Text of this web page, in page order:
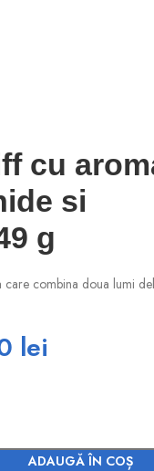
cu
si
g
combina doua lumi
lei
ADAUGĂ ÎN COȘ